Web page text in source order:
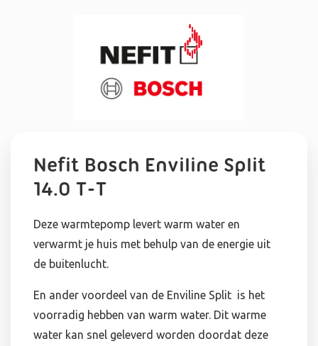
Nefit Bosch Enviline Split
14.0 T-T
Deze warmtepomp levert warm water en
verwarmt je huis met behulp van de energie uit
de buitenlucht.
En ander voordeel van de Enviline Split is het
voorradig hebben van warm water. Dit warme
water kan snel geleverd worden doordat deze